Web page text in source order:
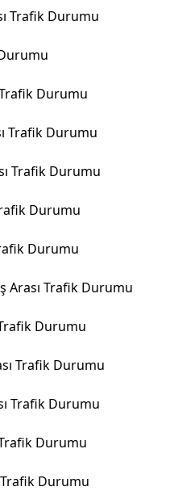
Trafik Durumu
Durumu
Trafik Durumu
Trafik Durumu
Durumu
Durumu
Arası Trafik Durumu
Durumu
Trafik Durumu
Trafik Durumu
Durumu
Durumu